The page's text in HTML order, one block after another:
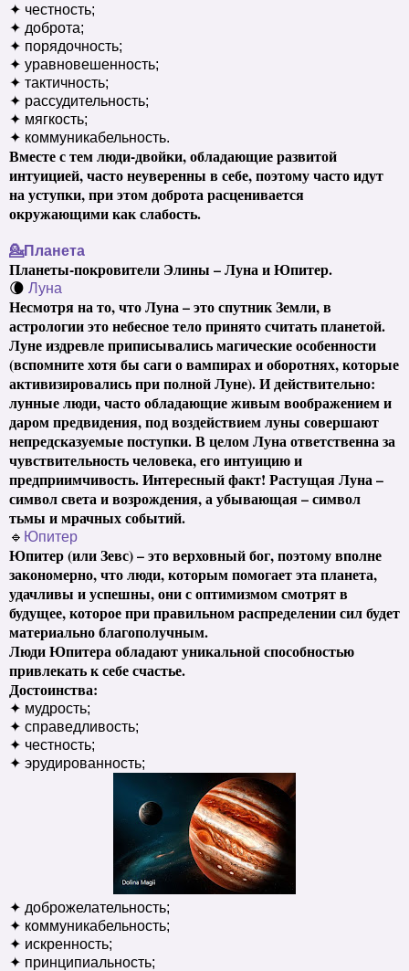
✦ честность;
✦ доброта;
✦ порядочность;
✦ уравновешенность;
✦ тактичность;
✦ рассудительность;
✦ мягкость;
✦ коммуникабельность.
Вместе с тем люди-двойки, обладающие развитой
интуицией, часто неуверенны в себе, поэтому часто идут
на уступки, при этом доброта расценивается
окружающими как слабость.
💁Планета
Планеты-покровители Элины – Луна и Юпитер.
🌘 Луна
Несмотря на то, что Луна – это спутник Земли, в
астрологии это небесное тело принято считать планетой.
Луне издревле приписывались магические особенности
(вспомните хотя бы саги о вампирах и оборотнях, которые
активизировались при полной Луне). И действительно:
лунные люди, часто обладающие живым воображением и
даром предвидения, под воздействием луны совершают
непредсказуемые поступки. В целом Луна ответственна за
чувствительность человека, его интуицию и
предприимчивость. Интересный факт! Растущая Луна –
символ света и возрождения, а убывающая – символ
тьмы и мрачных событий.
🔹 Юпитер
Юпитер (или Зевс) – это верховный бог, поэтому вполне
закономерно, что люди, которым помогает эта планета,
удачливы и успешны, они с оптимизмом смотрят в
будущее, которое при правильном распределении сил будет
материально благополучным.
Люди Юпитера обладают уникальной способностью
привлекать к себе счастье.
Достоинства:
✦ мудрость;
✦ справедливость;
✦ честность;
✦ эрудированность;
✦ доброжелательность;
✦ коммуникабельность;
✦ искренность;
✦ принципиальность;